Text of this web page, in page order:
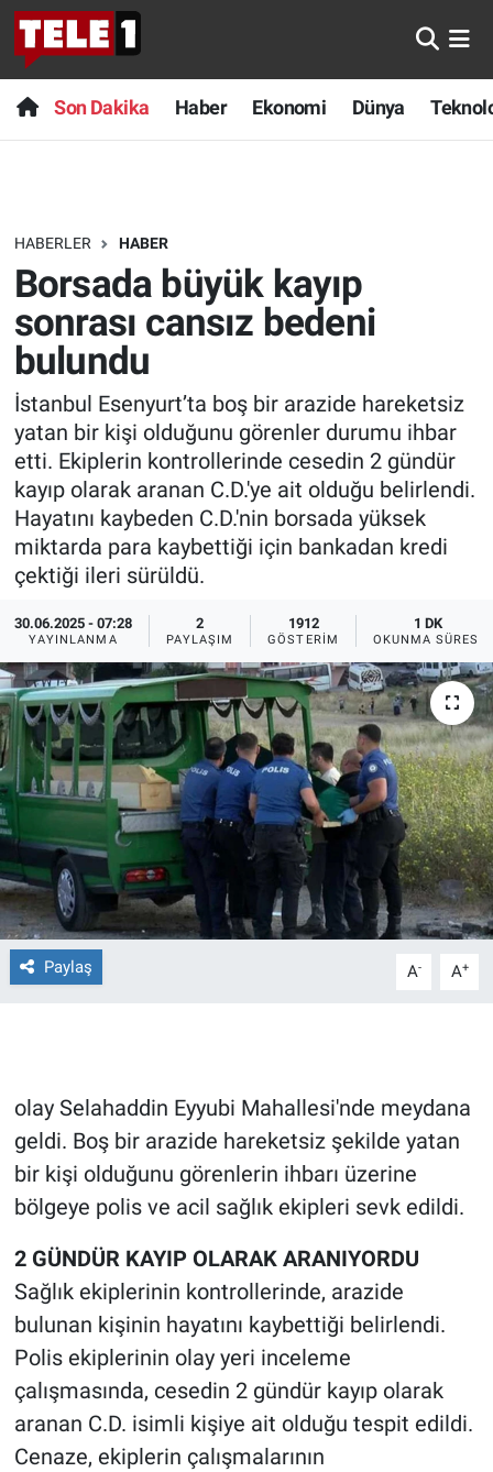
Son Dakika Haber Ekonomi Dünya
HABERLER HABER
Borsada büyük kayıp
sonrası cansız bedeni
bulundu
İstanbul Esenyurt’ta boş bir arazide hareketsiz
yatan bir kişi olduğunu görenler durumu ihbar
etti. Ekiplerin kontrollerinde cesedin 2 gündür
kayıp olarak aranan C.D.'ye ait olduğu belirlendi.
Hayatını kaybeden C.D.'nin borsada yüksek
miktarda para kaybettiği için bankadan kredi
çektiği ileri sürüldü.
30.06.2025 - 07:28
YAYINLANMA
2
PAYLAŞIM
1912
GÖSTERIM
1 DK
OKUNMA SÜRESI
Paylaş A- A+
olay Selahaddin Eyyubi Mahallesi'nde meydana
geldi. Boş bir arazide hareketsiz şekilde yatan
bir kişi olduğunu görenlerin ihbarı üzerine
bölgeye polis ve acil sağlık ekipleri sevk edildi.
2 GÜNDÜR KAYIP OLARAK ARANIYORDU
Sağlık ekiplerinin kontrollerinde, arazide
bulunan kişinin hayatını kaybettiği belirlendi.
Polis ekiplerinin olay yeri inceleme
çalışmasında, cesedin 2 gündür kayıp olarak
aranan C.D. isimli kişiye ait olduğu tespit edildi.
Cenaze, ekiplerin çalışmalarının
Anında Manşet
Başka Sohbetler
Bilim turu
Bilim ve Teknoloji Evreni
Doğa Konuşuyor
Dünya
Ege Saati
Ege'den Esintiler
Eğitim
Eğlence
Ekonomi
Forum
Gerçeğin İzinde
Gün Başlıyor
Gün Bitiyor
Gün Ortası
Günün görüntüsü
Haber
İlan
Kimdir
Koronavirüs
Kültür Sanat
Ne demişti
Son Dakika
Haber
Dünya
Sağlık
Spor
Yayın Akışı
İletişim
Nöbetçi Eczaneler
Hava Durumu
Trafik Durumu
Süper Lig Puan Durumu ve Fikstür
Tüm Manşetler
Son Dakika Haberleri
Haber Arşivi